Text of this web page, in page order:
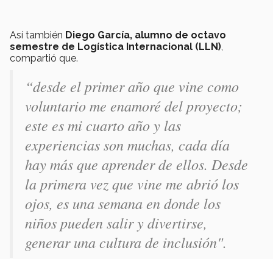
Así también Diego García, alumno de octavo
semestre de Logística Internacional (LLN),
compartió que.
“desde el primer año que vine como
voluntario me enamoré del proyecto;
este es mi cuarto año y las
experiencias son muchas, cada día
hay más que aprender de ellos. Desde
la primera vez que vine me abrió los
ojos, es una semana en donde los
niños pueden salir y divertirse,
generar una cultura de inclusión".